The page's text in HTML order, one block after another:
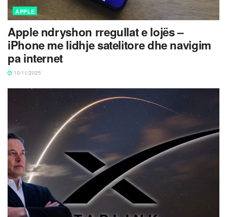
APPLE
Apple ndryshon rregullat e lojës –
iPhone me lidhje satelitore dhe navigim
pa internet
10/11/2025